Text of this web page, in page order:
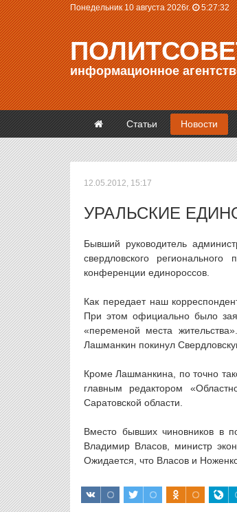
Понедельник 10 августа 2026г. 5:27:32
информационное
Статьи Новости
12.05.2012, 15:17
УРАЛЬСКИЕ
Бывший руководитель
свердловского
конференции единороссов.
Как передает наш
При этом официально было
«переменой места
Лашманкин покинул
Кроме Лашманкина, по точно
главным редактором
Саратовской области.
Вместо бывших чиновников в
Владимир Власов, министр
Ожидается, что Власов и